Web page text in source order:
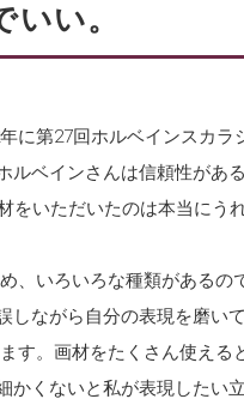
い。
に第27回ホルベインスカ
ベインさんは信頼性があ
いただいたのは本当にう
、いろいろな種類がある
ながら自分の表現を磨い
す。画材をたくさん使え
かくないと私が表現したい